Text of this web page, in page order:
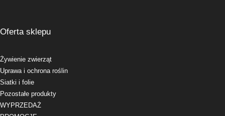
Oferta sklepu
Żywienie zwierząt
Uprawa i ochrona roślin
Siatki i folie
Pozostałe produkty
WYPRZEDAŻ